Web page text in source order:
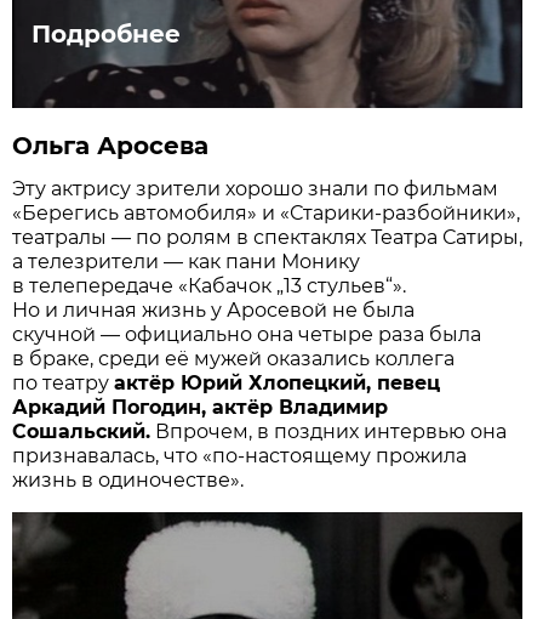
Подробнее
Ольга Аросева
Эту актрису зрители хорошо знали по фильмам
«Берегись автомобиля» и «Старики-разбойники»,
театралы — по ролям в спектаклях Театра Сатиры,
а телезрители — как пани Монику
в телепередаче «Кабачок „13 стульев“».
Но и личная жизнь у Аросевой не была
скучной — официально она четыре раза была
в браке, среди её мужей оказались коллега
по театруактёр Юрий Хлопецкий, певец
Аркадий Погодин, актёр Владимир
Сошальский. Впрочем, в поздних интервью она
признавалась, что «по-настоящему прожила
жизнь в одиночестве».